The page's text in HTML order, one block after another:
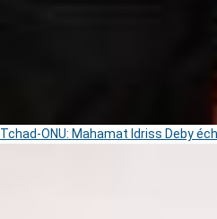
Tchad-ONU: Mahamat Idriss Deby